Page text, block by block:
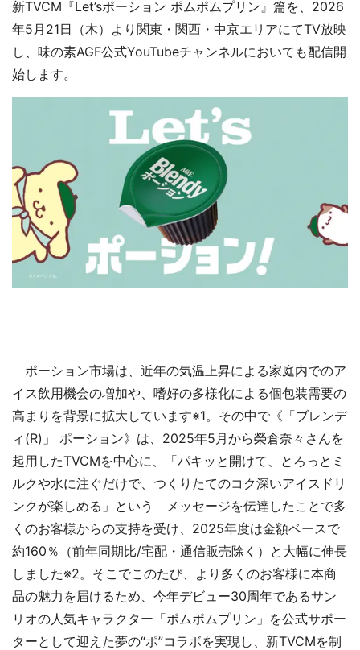
新TVCM『Let’sポーション ポムポムプリン』篇を、2026
年5月21日（木）より関東・関西・中京エリアにてTV放映
し、味の素AGF公式YouTubeチャンネルにおいても配信開
始します。
ポーション市場は、近年の気温上昇による家庭内でのア
イス飲用機会の増加や、嗜好の多様化による個包装需要の
高まりを背景に拡大しています※1。その中で《「ブレンデ
ィ(R)」 ポーション》は、2025年5月から榮倉奈々さんを
起用したTVCMを中心に、「パキッと開けて、とろっとミ
ルクや水に注ぐだけで、つくりたてのコク深いアイスドリ
ンクが楽しめる」という メッセージを伝達したことで多
くのお客様からの支持を受け、2025年度は金額ベースで
約160％（前年同期比/宅配・通信販売除く）と大幅に伸長
しました※2。そこでこのたび、より多くのお客様に本商
品の魅力を届けるため、今年デビュー30周年であるサン
リオの人気キャラクター「ポムポムプリン」を公式サポー
ターとして迎えた夢の“ポ”コラボを実現し、新TVCMを制